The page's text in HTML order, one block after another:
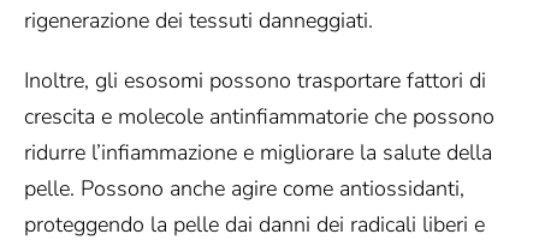
rigenerazione dei tessuti danneggiati.
Inoltre, gli esosomi possono trasportare fattori di
crescita e molecole antinfiammatorie che possono
ridurre l’infiammazione e migliorare la salute della
pelle. Possono anche agire come antiossidanti,
proteggendo la pelle dai danni dei radicali liberi e